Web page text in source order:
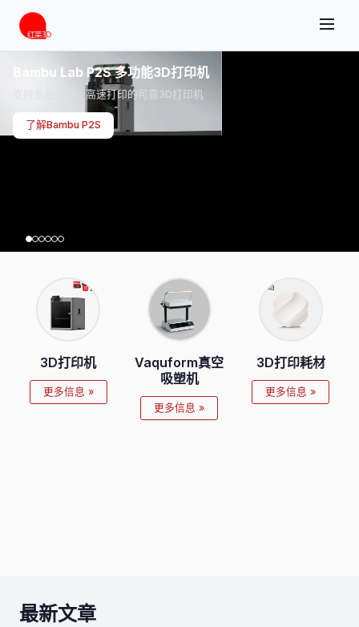
Bambu Lab P2S 多功能3D打印机
支持多色打印、高速打印的可靠3D打印机
了解Bambu P2S
3D打印机
更多信息 »
Vaquform真空
吸塑机
更多信息 »
3D打印耗材
更多信息 »
最新文章